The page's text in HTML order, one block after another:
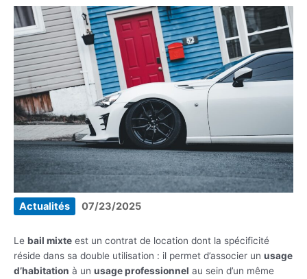
Actualités 07/23/2025
Le bail mixte est un contrat de location dont la spécificité
réside dans sa double utilisation : il permet d’associer un usage
d’habitation à un usage professionnel au sein d’un même